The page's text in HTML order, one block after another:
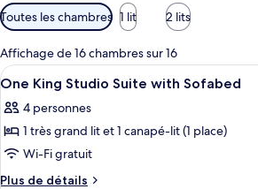
Filtres
disponibles
pour
les
chambres
Toutes les chambres 1 lit 2 lits
Affichage de 16 chambres sur 16
Afficher
toutes
les
photos
pour
ce
Literie
5
One King Studio Suite with Sofabed
4 personnes
1 très grand lit et 1 canapé-lit (1 place)
Wi-Fi gratuit
Plus de détails
Plus